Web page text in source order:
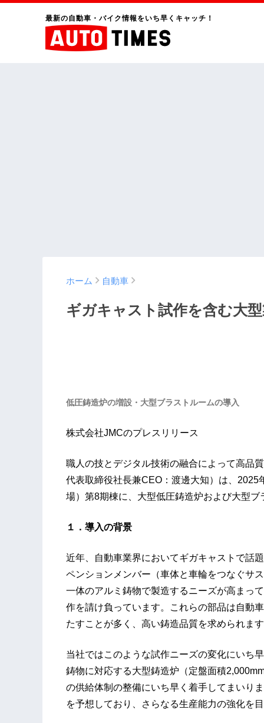
最新の自動車・バイク情報をいち早くキャッチ！
ホーム 自動車
ギガキャスト試作を含む大
低圧鋳造炉の増設・大型ブラストルームの導入
株式会社JMCのプレスリリース
職人の技とデジタル技術の融合によって高品
代表取締役社長兼CEO：渡邊大知）は、
場）第8期棟に、大型低圧鋳造炉および大型
１．導入の背景
近年、自動車業界においてギガキャストで話
ペンションメンバー（車体と車輪をつなぐサ
一体のアルミ鋳物で製造するニーズが高まっ
作を請け負っています。これらの部品は自動
たすことが多く、高い鋳造品質を求められま
当社ではこのような試作ニーズの変化にいち
鋳物に対応する大型鋳造炉（定盤面積
の供給体制の整備にいち早く着手してまいり
を予想しており、さらなる生産能力の強化を